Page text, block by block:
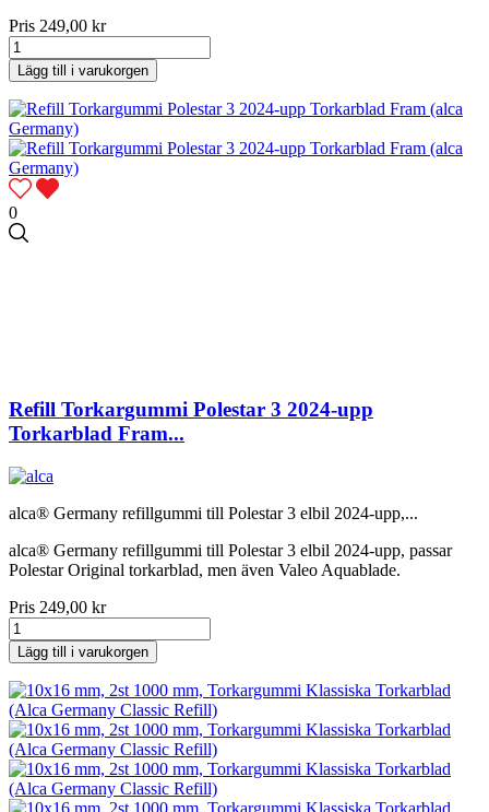
Pris 249,00 kr
Lägg till i varukorgen
0
Refill Torkargummi Polestar 3 2024-upp
Torkarblad Fram...
alca® Germany refillgummi till Polestar 3 elbil 2024-upp,...
alca® Germany refillgummi till Polestar 3 elbil 2024-upp, passar
Polestar Original torkarblad, men även Valeo Aquablade.
Pris 249,00 kr
Lägg till i varukorgen